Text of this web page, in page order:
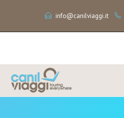
info@canilviaggi.it